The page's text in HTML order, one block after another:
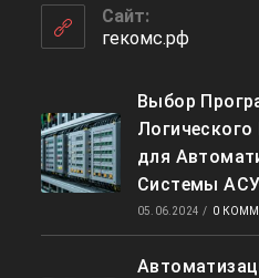
приложении
Сайт:
гекомс.рф
Выбор
для
Системы
05.06.2024 / 0